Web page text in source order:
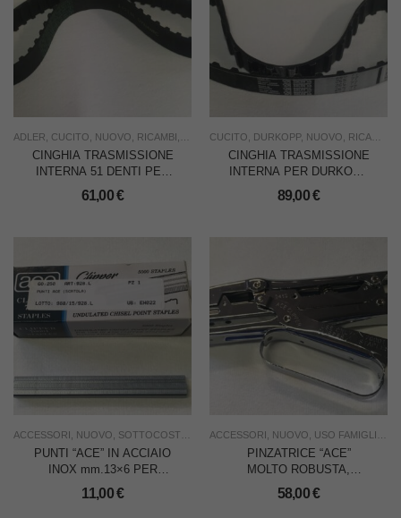
ADLER CUCITO NUOVO RICAMBI USO INDUSTRIA
CINGHIA TRASMISSIONE
INTERNA 51 DENTI PER
ADLER
61,00€
CUCITO DURKOPP, NUOVO RICAMBI
CINGHIA TRASMISSIONE
INTERNA PER DURKOPP
265 TUTTE
89,00€
ACCESSORI NUOVO SOTTOCOSTO USO FAMIGLIA USO INDUSTRIA
PUNTI “ACE” IN ACCIAIO
INOX mm.13×6 PER
PINZATRICE 250-928/M,
CONFEZIONE DA 5000
11,00€
ACCESSORI NUOVO USO FAMIGLIA
PINZATRICE “ACE”
MOLTO ROBUSTA,
PORTA PUNTI DA
mm.13×6 ACCIAIO INOX
58,00€